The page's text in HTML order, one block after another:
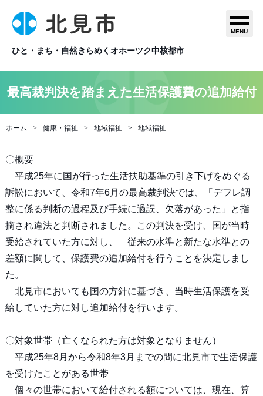
ひと・まち・自然きらめくオホーツク中核都市
MENU
最高裁判決を踏まえた生活保護費の追加給付
ホーム 健康・福祉 地域福祉 地域福祉
〇概要
平成25年に国が行った生活扶助基準の引き下げをめぐる
訴訟において、令和7年6月の最高裁判決では、「デフレ調
整に係る判断の過程及び手続に過誤、欠落があった」と指
摘され違法と判断されました。この判決を受け、国が当時
受給されていた方に対し、 従来の水準と新たな水準との
差額に関して、保護費の追加給付を行うことを決定しまし
た。
北見市においても国の方針に基づき、当時生活保護を受
給していた方に対し追加給付を行います。
〇対象世帯（亡くなられた方は対象となりません）
平成25年8月から令和8年3月までの間に北見市で生活保護
を受けたことがある世帯
個々の世帯において給付される額については、現在、算